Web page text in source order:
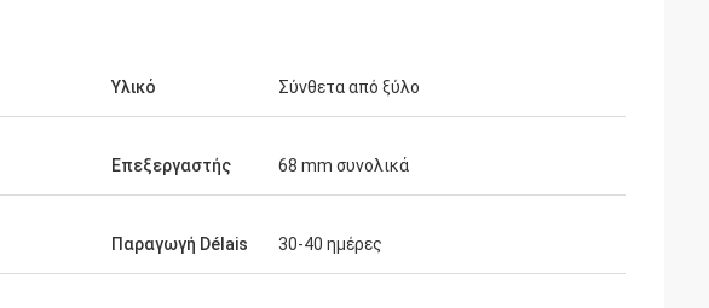
Υλικό Σύνθετα από ξύλο
Επεξεργαστής 68 mm συνολικά
Παραγωγή Délais 30-40 ημέρες